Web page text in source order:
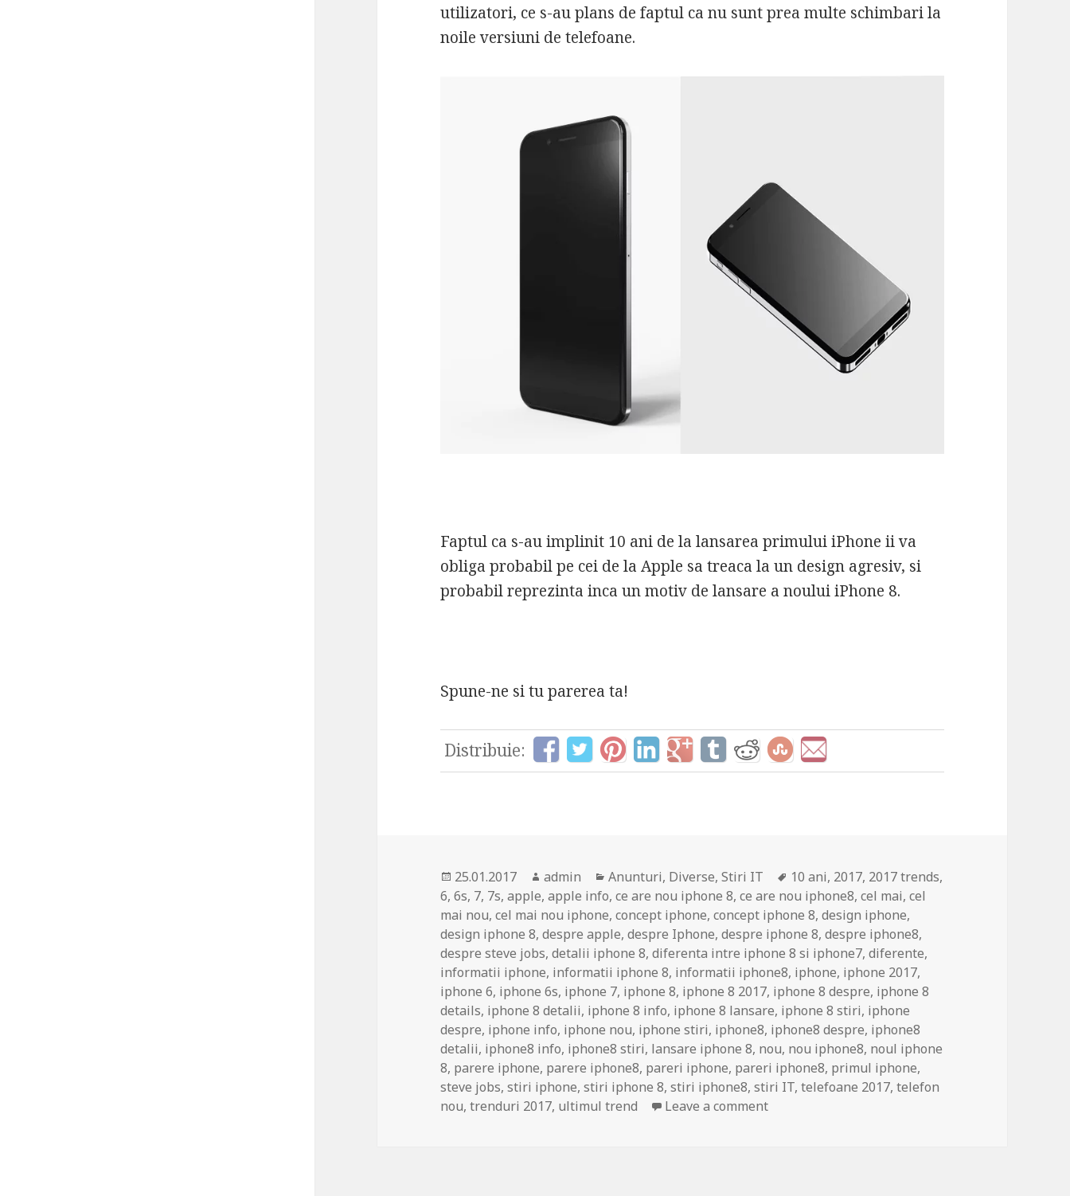
utilizatori, ce s-au plans de faptul ca nu sunt prea multe schimbari la
noile versiuni de telefoane.
Faptul ca s-au implinit 10 ani de la lansarea primului iPhone ii va
obliga probabil pe cei de la Apple sa treaca la un design agresiv, si
probabil reprezinta inca un motiv de lansare a noului iPhone 8.
Spune-ne si tu parerea ta!
Distribuie:
Posted
on
25.01.2017 Author
admin Categories
Anunturi, Diverse,Stiri IT Tags
10 ani, 2017, 2017 trends,
6,6s, 7, 7s,apple,apple info,ce are nou iphone 8,ce are nou iphone8,cel mai,cel
mai nou,cel mai nou iphone,concept iphone,concept iphone 8,design iphone,
design iphone 8,despre apple,despre Iphone,despre iphone 8,despre iphone8,
despre steve jobs,detalii iphone 8,diferenta intre iphone 8 si iphone7,diferente,
informatii iphone, informatii iphone 8, informatii iphone8, iphone, iphone 2017,
iphone 6, iphone 6s, iphone 7, iphone 8, iphone 8 2017, iphone 8 despre, iphone 8
details, iphone 8 detalii, iphone 8 info, iphone 8 lansare, iphone 8 stiri, iphone
despre, iphone info, iphone nou, iphone stiri, iphone8, iphone8 despre, iphone8
detalii, iphone8 info, iphone8 stiri, lansare iphone 8, nou, nou iphone8, noul iphone
8, parere iphone, parere iphone8, pareri iphone, pareri iphone8, primul iphone,
steve jobs,stiri iphone,stiri iphone 8,stiri iphone8,stiri IT,telefoane 2017,telefon
nou,trenduri 2017, ultimul trend Leave a commenton Vezi cum poate arata noul iPhone 8